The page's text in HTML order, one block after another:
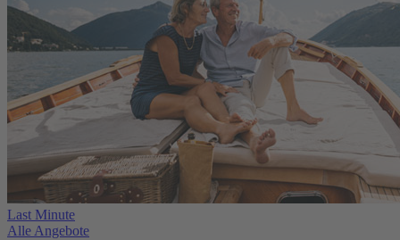
Last Minute
Alle Angebote